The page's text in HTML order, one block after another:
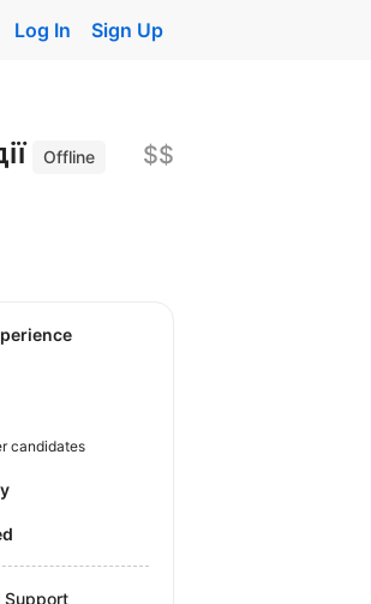
Log In Sign Up
Offline
$$
candidates
Support